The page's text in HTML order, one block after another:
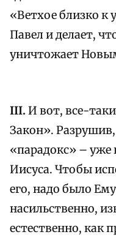
«Ветхое близко
Павел и делает,
уничтожает
III. И вот, все-
Закон».
«парадокс» – уже
Иисуса. Чтобы
его, надо было
насильственно,
естественно, как